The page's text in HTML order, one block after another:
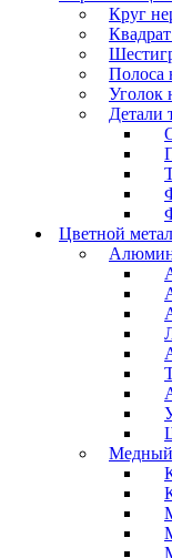
Круг
Полоса
Уголок
Детали
Цветной
Медный